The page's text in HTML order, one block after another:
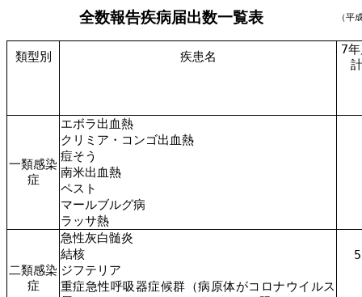
全数報告疾病届出数一覧表 （平
類型別 疾患名
7
計
一類感染
症
エボラ出血熱
クリミア・コンゴ出血熱
痘そう
南米出血熱
ペスト
マールブルグ病
ラッサ熱
二類感染
症
急性灰白髄炎
結核
ジフテリア
重症急性呼吸器症候群（病原体がコロナウイルス